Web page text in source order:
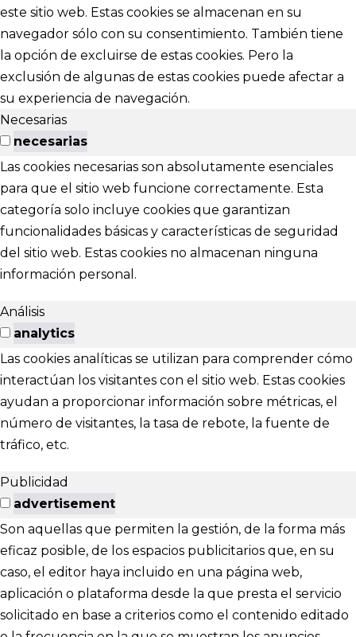
este sitio web. Estas cookies se almacenan en su
navegador sólo con su consentimiento. También tiene
la opción de excluirse de estas cookies. Pero la
exclusión de algunas de estas cookies puede afectar a
su experiencia de navegación.
Necesarias
necesarias
Las cookies necesarias son absolutamente esenciales
para que el sitio web funcione correctamente. Esta
categoría solo incluye cookies que garantizan
funcionalidades básicas y características de seguridad
del sitio web. Estas cookies no almacenan ninguna
información personal.
Análisis
analytics
Las cookies analíticas se utilizan para comprender cómo
interactúan los visitantes con el sitio web. Estas cookies
ayudan a proporcionar información sobre métricas, el
número de visitantes, la tasa de rebote, la fuente de
tráfico, etc.
Publicidad
advertisement
Son aquellas que permiten la gestión, de la forma más
eficaz posible, de los espacios publicitarios que, en su
caso, el editor haya incluido en una página web,
aplicación o plataforma desde la que presta el servicio
solicitado en base a criterios como el contenido editado